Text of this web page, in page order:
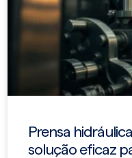
Prensa
solução eficaz